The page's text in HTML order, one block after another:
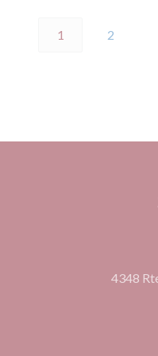
1 2
4348